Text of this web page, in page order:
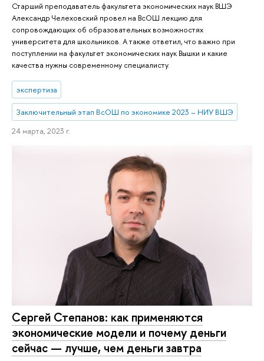
Старший преподаватель факультета экономических наук ВШЭ
Александр Челеховский провел на ВсОШ лекцию для
сопровождающих об образовательных возможностях
университета для школьников. А также ответил, что важно при
поступлении на факультет экономических наук Вышки и какие
качества нужны современному специалисту.
экспертиза
Заключительный этап ВсОШ по экономике 2023 – НИУ ВШЭ
24 марта, 2023 г.
Сергей Степанов: как применяются
экономические модели и почему деньги
сейчас — лучше, чем деньги завтра